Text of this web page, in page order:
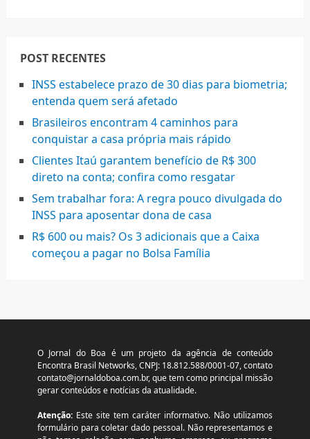
POST RECENTES
INSS estabelece prazo de 30 dias para biometria;
entenda quem será afetado
Brasileiros encontram 4 caminhos para
conquistar a casa própria mais rápido
Clientes Itaú garantem benefício de R$ 300
direto na conta; confira como resgatar
Sem trabalhar fora: A regra pouco divulgada do
INSS para aposentar dona de casa
R$ 600 ou mais? Os 3 adicionais que a Caixa
começou a pagar no Bolsa Família
O Jornal do Boa é um projeto da agência de conteúdo
Encontra Brasil Networks, CNPJ: 18.812.588/0001-07, contato
contato@jornaldoboa.com.br, que tem como principal missão
gerar conteúdos e notícias da atualidade.
Atenção:Este site tem caráter informativo. Não utilizamos
formulário para coletar dado pessoal. Não representamos e